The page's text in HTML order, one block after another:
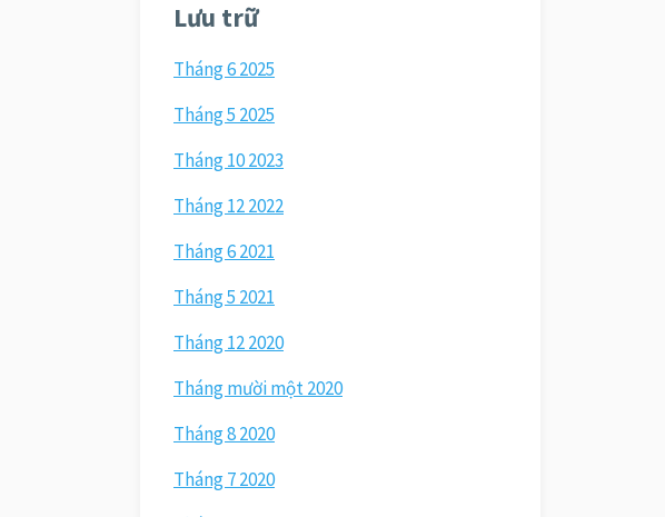
Lưu trữ
Tháng 6 2025
Tháng 5 2025
Tháng 10 2023
Tháng 12 2022
Tháng 6 2021
Tháng 5 2021
Tháng 12 2020
Tháng mười một 2020
Tháng 8 2020
Tháng 7 2020